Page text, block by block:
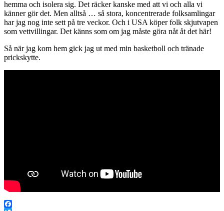
hemma och isolera sig. Det räcker kanske med att vi och alla vi
känner gör det. Men alltså … så stora, koncentrerade folksamlingar
har jag nog inte sett på tre veckor. Och i USA köper folk skjutvapen
som vettvillingar. Det känns som om jag måste göra nåt åt det här!
Så när jag kom hem gick jag ut med min basketboll och tränade
prickskytte.